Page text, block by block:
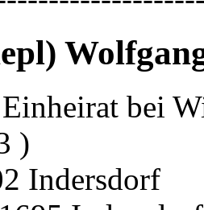
bei
)
Indersdorf